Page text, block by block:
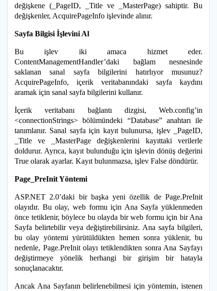
değişkene (_PageID, _Title ve _MasterPage) sahiptir. Bu
değişkenler, AcquirePageInfo işlevinde alınır.
Sayfa Bilgisi İşlevini Al
Bu işlev iki amaca hizmet eder.
ContentManagementHandler’daki bağlam nesnesinde
saklanan sanal sayfa bilgilerini hatırlıyor musunuz?
AcquirePageInfo, içerik veritabanındaki sayfa kaydını
aramak için sanal sayfa bilgilerini kullanır.
İçerik veritabanı bağlantı dizgisi, Web.config’in
<connectionStrings> bölümündeki “Database” anahtarı ile
tanımlanır. Sanal sayfa için kayıt bulunursa, işlev _PageID,
_Title ve _MasterPage değişkenlerini kayıttaki verilerle
doldurur. Ayrıca, kayıt bulunduğu için işlevin dönüş değerini
True olarak ayarlar. Kayıt bulunmazsa, işlev False döndürür.
Page_PreInit Yöntemi
ASP.NET 2.0’daki bir başka yeni özellik de Page.PreInit
olayıdır. Bu olay, web formu için Ana Sayfa yüklenmeden
önce tetiklenir, böylece bu olayda bir web formu için bir Ana
Sayfa belirtebilir veya değiştirebilirsiniz. Ana sayfa bilgileri,
bu olay yöntemi yürütüldükten hemen sonra yüklenir, bu
nedenle, Page.PreInit olayı tetiklendikten sonra Ana Sayfayı
değiştirmeye yönelik herhangi bir girişim bir hatayla
sonuçlanacaktır.
Ancak Ana Sayfanın belirlenebilmesi için yöntemin, istenen